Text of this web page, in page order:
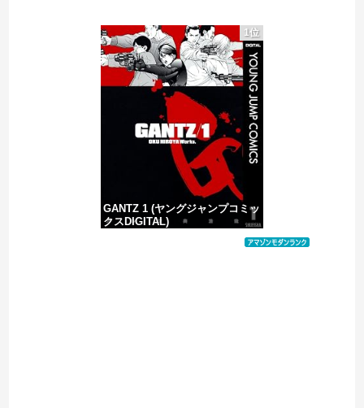
【衝撃】中国製ルーター20機種にバックドア発見！ ネットに繋ぐだけで35秒ごとに中国のサーバーと通信
【画像】 福岡、こんなのが普通に走ってるｗｗｗｗｗｗｗｗｗｗｗｗｗｗｗｗｗｗｗｗｗｗｗｗｗｗｗｗｗｗｗｗｗｗｗｗｗｗｗｗ
【移民政策反対】イオンの売り場で唐揚げを食う中国人の子供
1位
GANTZ 1 (ヤングジャンプコミッ
クスDIGITAL)
価格：¥100